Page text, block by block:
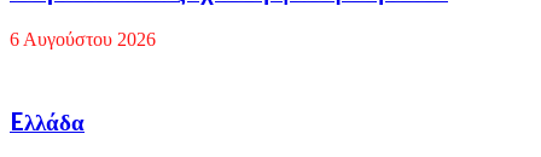
Eλλάδα
6 Αυγούστου 2026